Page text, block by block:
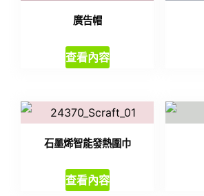
廣告帽
查看內容
石墨烯智能發熱圍巾
查看內容